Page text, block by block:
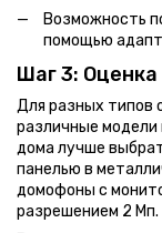
Возможность
помощью
Шаг 3:
Для разных типов
различные модели
дома лучше
панелью в
домофоны с
разрешением 2 Мп.